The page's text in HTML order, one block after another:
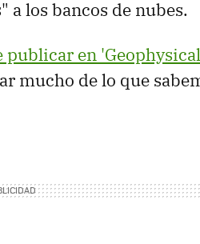
a los bancos de nubes.
publicar en
mucho de lo que